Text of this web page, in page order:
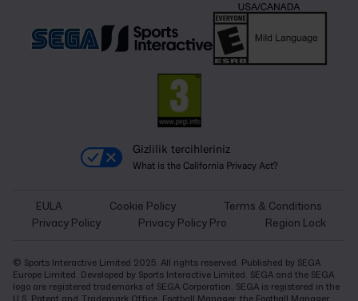
Gizlilik tercihleriniz
What is the California Privacy Act?
EULA Cookie Policy
Terms & Conditions
Privacy Policy
Privacy Policy Pro Region Lock
© Sports Interactive Limited 2025. All rights reserved. Published by SEGA
Europe Limited. Developed by Sports Interactive Limited. SEGA and the SEGA
logo are registered trademarks of SEGA Corporation. SEGA is registered in the